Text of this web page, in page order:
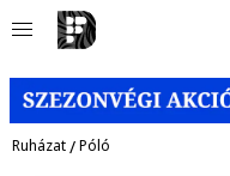
Ruházat/Póló